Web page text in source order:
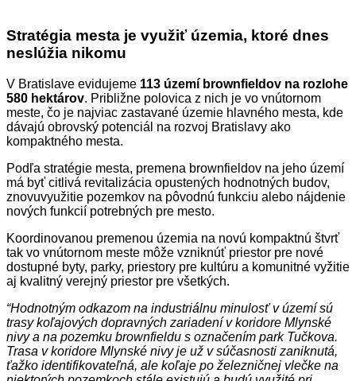
Stratégia mesta je využiť územia, ktoré dnes
neslúžia nikomu
V Bratislave evidujeme 113 území brownfieldov na rozlohe
580 hektárov. Približne polovica z nich je vo vnútornom
meste, čo je najviac zastavané územie hlavného mesta, kde
dávajú obrovský potenciál na rozvoj Bratislavy ako
kompaktného mesta.
Podľa stratégie mesta, premena brownfieldov na jeho území
má byť citlivá revitalizácia opustených hodnotných budov,
znovuvyužitie pozemkov na pôvodnú funkciu alebo nájdenie
nových funkcií potrebných pre mesto.
Koordinovanou premenou územia na novú kompaktnú štvrť
tak vo vnútornom meste môže vzniknúť priestor pre nové
dostupné byty, parky, priestory pre kultúru a komunitné vyžitie
aj kvalitný verejný priestor pre všetkých.
“Hodnotným odkazom na industriálnu minulosť v území sú
trasy koľajových dopravných zariadení v koridore Mlynské
nivy a na pozemku brownfieldu s označením park Tučkova.
Trasa v koridore Mlynské nivy je už v súčasnosti zaniknutá,
ťažko identifikovateľná, ale koľaje po železničnej vlečke na